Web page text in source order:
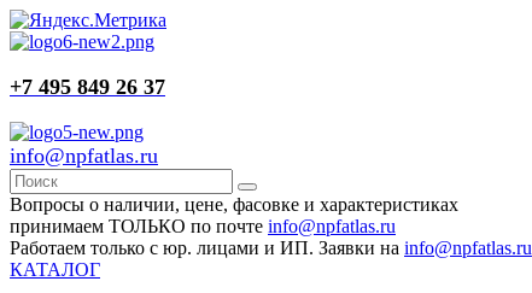
+7 495 849 26 37
info@npfatlas.ru
Вопросы о наличии, цене, фасовке и характеристиках
принимаем ТОЛЬКО по почте info@npfatlas.ru
Работаем только с юр. лицами и ИП. Заявки на info@npfatlas.ru
КАТАЛОГ